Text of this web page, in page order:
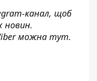
канал, щоб
новин.
можна тут.